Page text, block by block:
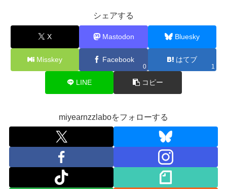
シェアする
X Mastodon Bluesky
Misskey Facebook
0
はてブ
1
LINE コピー
miyearnzzlaboをフォローする